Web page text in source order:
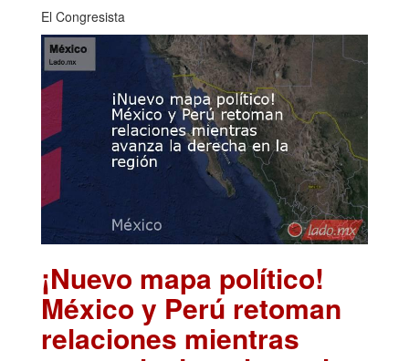
El Congresista
¡Nuevo mapa político!
México y Perú retoman
relaciones mientras